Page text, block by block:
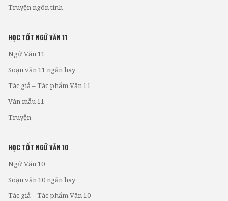
Truyện ngôn tình
HỌC TỐT NGỮ VĂN 11
Ngữ Văn 11
Soạn văn 11 ngắn hay
Tác giả – Tác phẩm Văn 11
Văn mẫu 11
Truyện
HỌC TỐT NGỮ VĂN 10
Ngữ Văn 10
Soạn văn 10 ngắn hay
Tác giả – Tác phẩm Văn 10